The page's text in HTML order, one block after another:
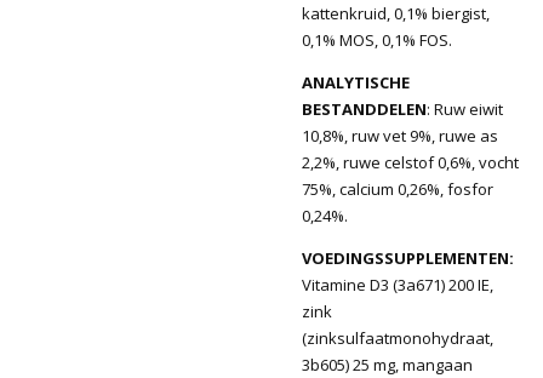
kattenkruid, 0,1% biergist,
0,1% MOS, 0,1% FOS.
ANALYTISCHE
BESTANDDELEN: Ruw eiwit
10,8%, ruw vet 9%, ruwe as
2,2%, ruwe celstof 0,6%, vocht
75%, calcium 0,26%, fosfor
0,24%.
VOEDINGSSUPPLEMENTEN:
Vitamine D3 (3a671) 200 IE,
zink
(zinksulfaatmonohydraat,
3b605) 25 mg, mangaan